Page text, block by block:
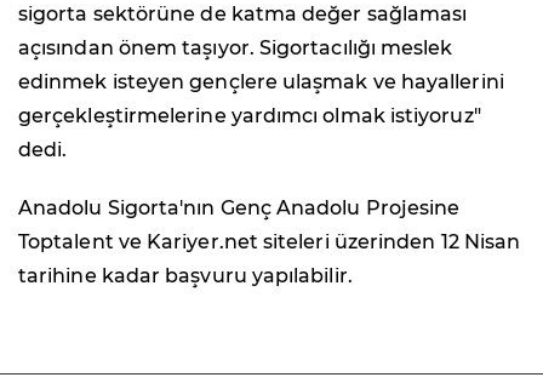
sigorta sektörüne de katma değer sağlaması
açısından önem taşıyor. Sigortacılığı meslek
edinmek isteyen gençlere ulaşmak ve hayallerini
gerçekleştirmelerine yardımcı olmak istiyoruz"
dedi.
Anadolu Sigorta'nın Genç Anadolu Projesine
Toptalent ve Kariyer.net siteleri üzerinden 12 Nisan
tarihine kadar başvuru yapılabilir.